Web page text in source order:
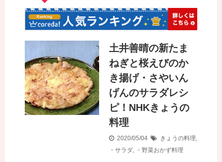
土井善晴の新たま
ねぎと桜えびのか
き揚げ・さやいん
げんのサラダレシ
ピ！NHKきょうの
料理
2020/05/04 きょうの料理
・サラダ
・野菜おかず料理